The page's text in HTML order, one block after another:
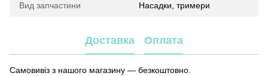
Вид запчастини Насадки, тримери
Доставка Оплата
Самовивіз з нашого магазину — безкоштовно.